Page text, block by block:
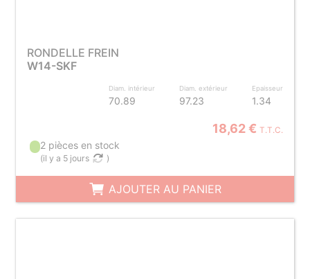
RONDELLE FREIN
W14-SKF
Diam. intérieur
70.89
Diam. extérieur
97.23
Epaisseur
1.34
18,62 € T.T.C.
2 pièces en stock
(il y a 5 jours )
AJOUTER AU PANIER